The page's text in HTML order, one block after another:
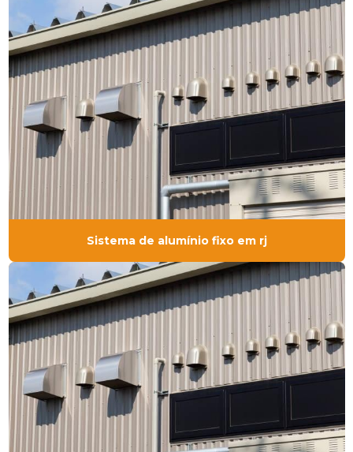
Sistema de alumínio fixo em rj